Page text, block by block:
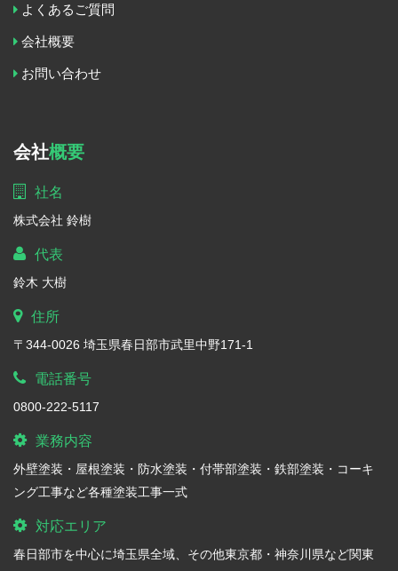
よくあるご質問
会社概要
お問い合わせ
会社概要
社名
株式会社 鈴樹
代表
鈴木 大樹
住所
〒344-0026 埼玉県春日部市武里中野171-1
電話番号
0800-222-5117
業務内容
外壁塗装・屋根塗装・防水塗装・付帯部塗装・鉄部塗装・コーキ
ング工事など各種塗装工事一式
対応エリア
春日部市を中心に埼玉県全域、その他東京都・神奈川県など関東